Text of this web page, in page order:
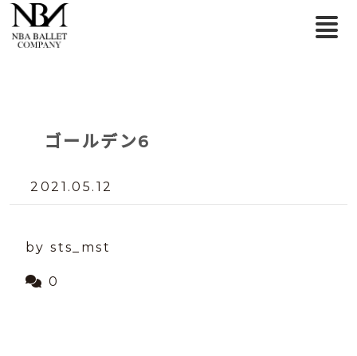
ゴールデン6
2021.05.12
by sts_mst
0